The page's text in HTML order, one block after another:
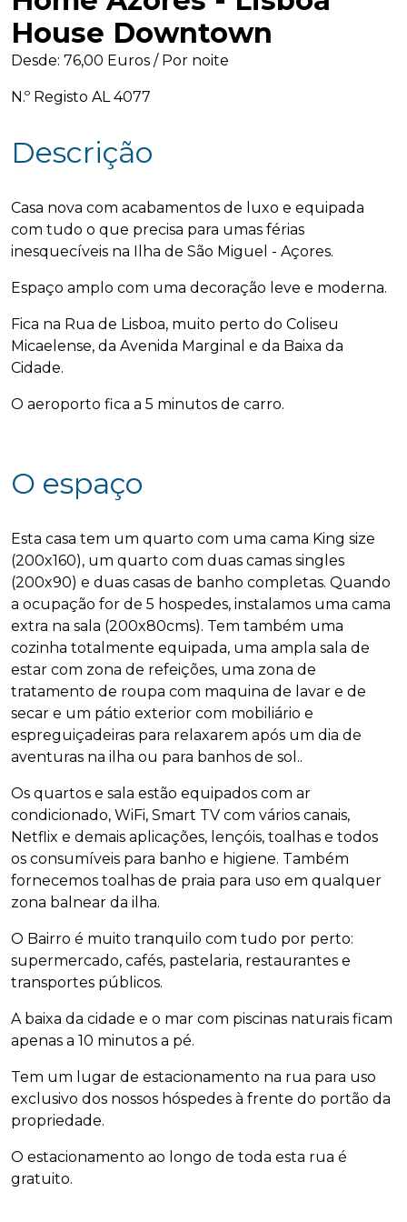
House Downtown
Desde: 76,00 Euros / Por noite
N.º Registo AL 4077
Descrição
Casa nova com acabamentos de luxo e equipada
com tudo o que precisa para umas férias
inesquecíveis na Ilha de São Miguel - Açores.
Espaço amplo com uma decoração leve e moderna.
Fica na Rua de Lisboa, muito perto do Coliseu
Micaelense, da Avenida Marginal e da Baixa da
Cidade.
O aeroporto fica a 5 minutos de carro.
O espaço
Esta casa tem um quarto com uma cama King size
(200x160), um quarto com duas camas singles
(200x90) e duas casas de banho completas. Quando
a ocupação for de 5 hospedes, instalamos uma cama
extra na sala (200x80cms). Tem também uma
cozinha totalmente equipada, uma ampla sala de
estar com zona de refeições, uma zona de
tratamento de roupa com maquina de lavar e de
secar e um pátio exterior com mobiliário e
espreguiçadeiras para relaxarem após um dia de
aventuras na ilha ou para banhos de sol..
Os quartos e sala estão equipados com ar
condicionado, WiFi, Smart TV com vários canais,
Netflix e demais aplicações, lençóis, toalhas e todos
os consumíveis para banho e higiene. Também
fornecemos toalhas de praia para uso em qualquer
zona balnear da ilha.
O Bairro é muito tranquilo com tudo por perto:
supermercado, cafés, pastelaria, restaurantes e
transportes públicos.
A baixa da cidade e o mar com piscinas naturais ficam
apenas a 10 minutos a pé.
Tem um lugar de estacionamento na rua para uso
exclusivo dos nossos hóspedes à frente do portão da
propriedade.
O estacionamento ao longo de toda esta rua é
gratuito.
you prefer, we can chat in English, just
say "English" to start.